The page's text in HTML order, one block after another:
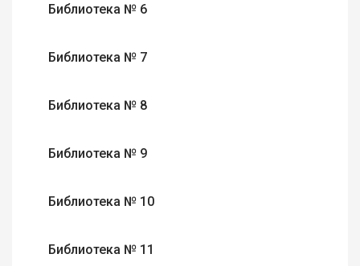
Библиотека № 6
Библиотека № 7
Библиотека № 8
Библиотека № 9
Библиотека № 10
Библиотека № 11